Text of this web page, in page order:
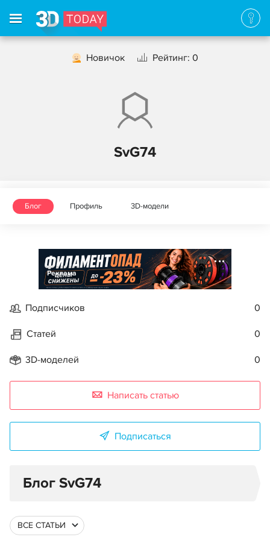
Новичок Рейтинг: 0
SvG74
Блог Профиль 3D-модели
Реклама
Подписчиков 0
Статей 0
3D-моделей 0
Написать статью
Подписаться
Блог SvG74
ВСЕ СТАТЬИ